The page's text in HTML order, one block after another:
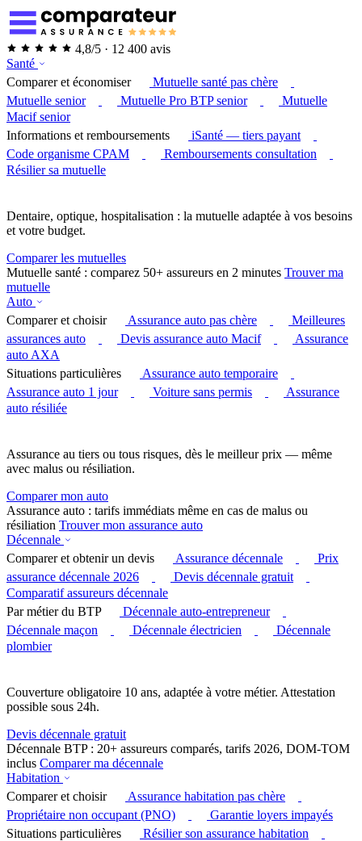
4,8/5 · 12 400 avis
Santé
Comparer et économiser
Mutuelle santé pas chère
Mutuelle senior
Mutuelle Pro BTP senior
Mutuelle
Macif senior
Informations et remboursements
iSanté — tiers payant
Code organisme CPAM
Remboursements consultation
Résilier sa mutuelle
Dentaire, optique, hospitalisation : la mutuelle adaptée à vos besoins
et votre budget.
Comparer les mutuelles
Mutuelle santé : comparez 50+ assureurs en 2 minutes Trouver ma
mutuelle
Auto
Comparer et choisir
Assurance auto pas chère
Meilleures
assurances auto
Devis assurance auto Macif
Assurance
auto AXA
Situations particulières
Assurance auto temporaire
Assurance auto 1 jour
Voiture sans permis
Assurance
auto résiliée
Assurance au tiers ou tous risques, dès le meilleur prix — même
avec malus ou résiliation.
Comparer mon auto
Assurance auto : tarifs immédiats même en cas de malus ou
résiliation Trouver mon assurance auto
Décennale
Comparer et obtenir un devis
Assurance décennale
Prix
assurance décennale 2026
Devis décennale gratuit
Comparatif assureurs décennale
Par métier du BTP
Décennale auto-entrepreneur
Décennale maçon
Décennale électricien
Décennale
plombier
Couverture obligatoire 10 ans, adaptée à votre métier. Attestation
possible sous 24h.
Devis décennale gratuit
Décennale BTP : 20+ assureurs comparés, tarifs 2026, DOM-TOM
inclus Comparer ma décennale
Habitation
Comparer et choisir
Assurance habitation pas chère
Propriétaire non occupant (PNO)
Garantie loyers impayés
Situations particulières
Résilier son assurance habitation